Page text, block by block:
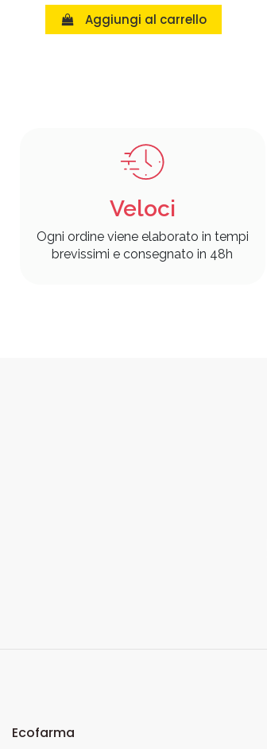
Aggiungi al carrello
Veloci
Ogni ordine viene elaborato in tempi
brevissimi e consegnato in 48h
Ecofarma